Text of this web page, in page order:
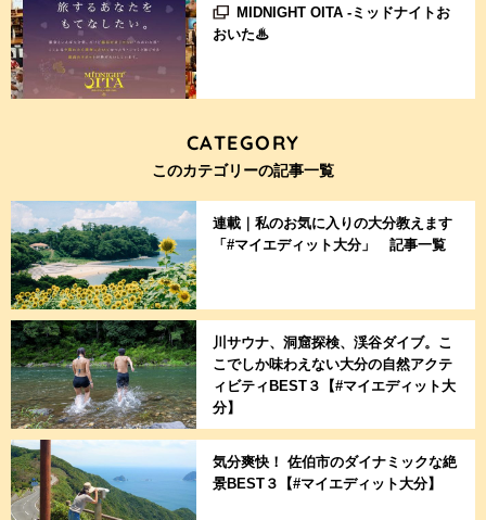
MIDNIGHT OITA -ミッドナイトお
おいた♨
CATEGORY
このカテゴリーの記事一覧
連載｜私のお気に入りの大分教えます
「#マイエディット大分」 記事一覧
川サウナ、洞窟探検、渓谷ダイブ。こ
こでしか味わえない大分の自然アクテ
ィビティBEST３【#マイエディット大
分】
気分爽快！ 佐伯市のダイナミックな絶
景BEST３【#マイエディット大分】